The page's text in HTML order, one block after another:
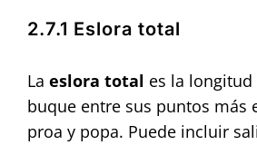
2.7.1 Eslora total
La eslora total es la
buque entre sus puntos más
proa y popa. Puede incluir